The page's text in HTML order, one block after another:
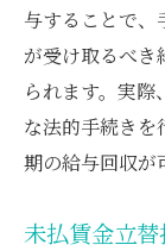
与することで、
が受け取るべき
られます。実
な法的手続き
期の給与回収が
未払賃金立